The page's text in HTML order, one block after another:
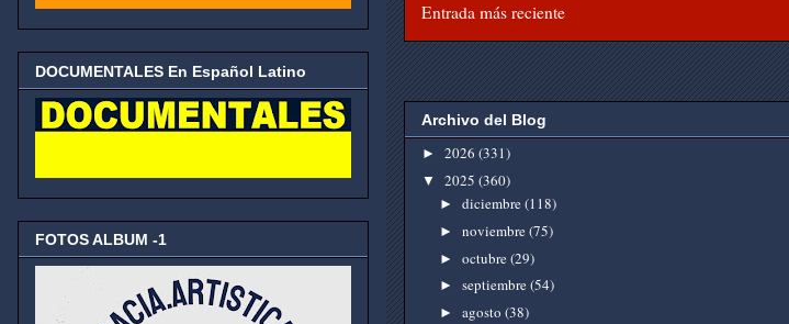
Entrada más reciente
Archivo del Blog
► 2026 (331)
▼ 2025 (360)
► diciembre(118)
► noviembre(75)
► octubre(29)
► septiembre(54)
► agosto (38)
DOCUMENTALES En Español Latino
FOTOS ALBUM -1